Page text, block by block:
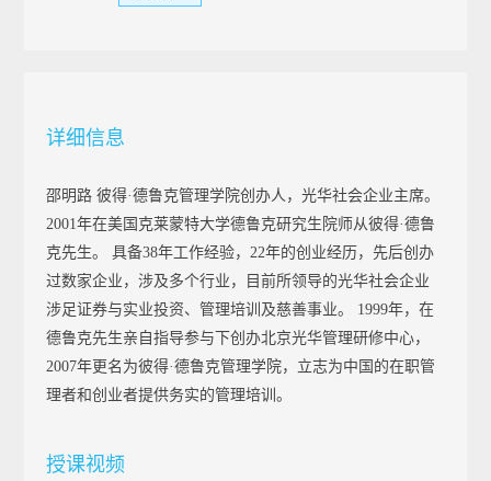
详细信息
邵明路 彼得·德鲁克管理学院创办人，光华社会企业主席。
2001年在美国克莱蒙特大学德鲁克研究生院师从彼得·德鲁
克先生。 具备38年工作经验，22年的创业经历，先后创办
过数家企业，涉及多个行业，目前所领导的光华社会企业
涉足证券与实业投资、管理培训及慈善事业。 1999年，在
德鲁克先生亲自指导参与下创办北京光华管理研修中心，
2007年更名为彼得·德鲁克管理学院，立志为中国的在职管
理者和创业者提供务实的管理培训。
授课视频